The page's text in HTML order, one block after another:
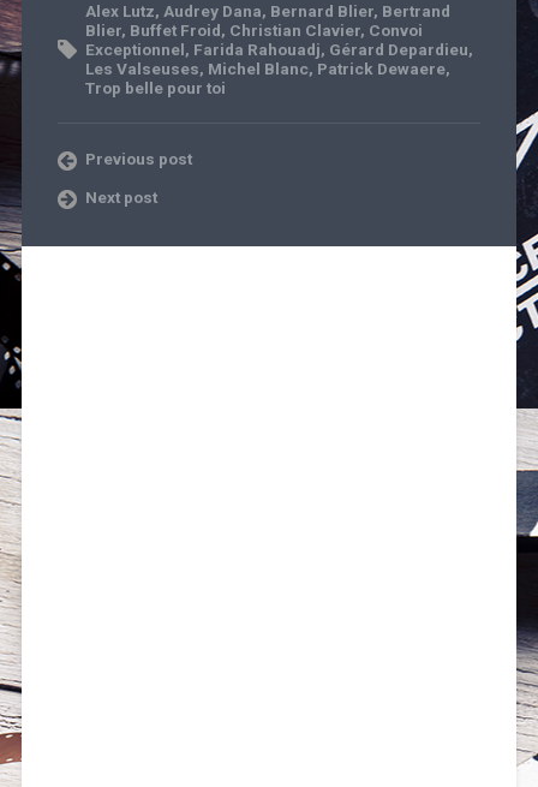
Alex Lutz, Audrey Dana, Bernard Blier, Bertrand
Blier, Buffet Froid, Christian Clavier, Convoi
Exceptionnel, Farida Rahouadj, Gérard Depardieu,
Les Valseuses, Michel Blanc, Patrick Dewaere,
Trop belle pour toi
Previous post
Next post